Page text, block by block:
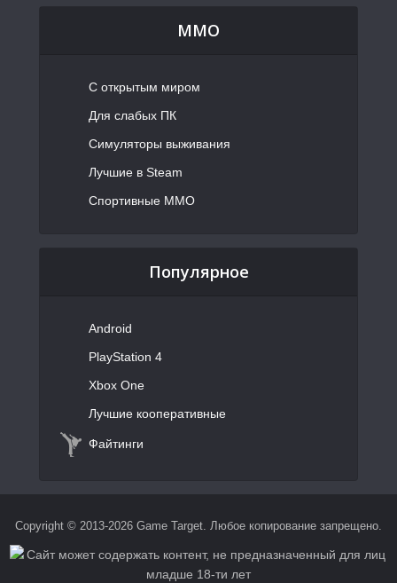
MMO
С открытым миром
Для слабых ПК
Симуляторы выживания
Лучшие в Steam
Спортивные MMO
Популярное
Android
PlayStation 4
Xbox One
Лучшие кооперативные
Файтинги
Copyright © 2013-2026 Game Target. Любое копирование запрещено.